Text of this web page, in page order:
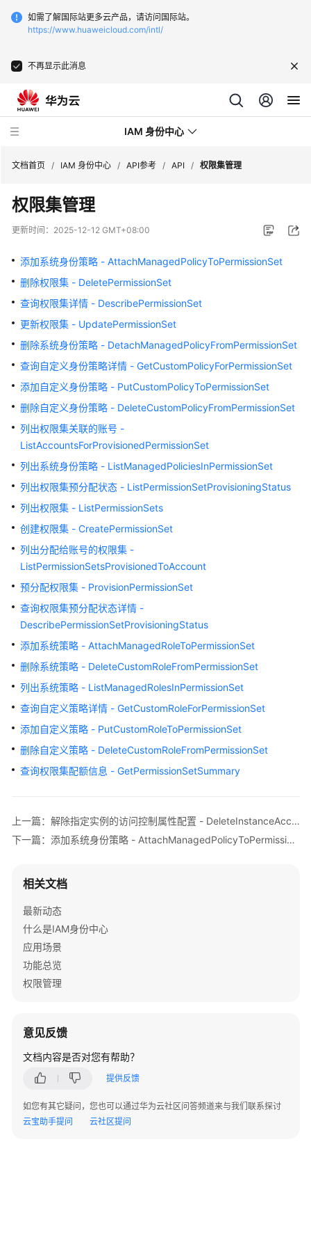
如需了解国际站更多云产品，请访问国际站。
https://www.huaweicloud.com/intl/
不再显示此消息
IAM 身份中心
最
新
态
产
品
介
绍
快
速
入
门
用
指
南
参
考
使
前
必
读
概
览
何
调
API
例
理
实
例
访
问
属
性
配
置
理
文档首页 / IAM 身份中心 / API参考 / API / 权限集管理
权限集管理
更新时间： 2025-12-12 GMT+08:00
添加系统身份策略 - AttachManagedPolicyToPermissionSet
删除权限集 - DeletePermissionSet
查询权限集详情 - DescribePermissionSet
更新权限集 - UpdatePermissionSet
删除系统身份策略 - DetachManagedPolicyFromPermissionSet
查询自定义身份策略详情 - GetCustomPolicyForPermissionSet
添加自定义身份策略 - PutCustomPolicyToPermissionSet
删除自定义身份策略 - DeleteCustomPolicyFromPermissionSet
列出权限集关联的账号 -
ListAccountsForProvisionedPermissionSet
列出系统身份策略 - ListManagedPoliciesInPermissionSet
列出权限集预分配状态 - ListPermissionSetProvisioningStatus
列出权限集 - ListPermissionSets
创建权限集 - CreatePermissionSet
列出分配给账号的权限集 -
ListPermissionSetsProvisionedToAccount
预分配权限集 - ProvisionPermissionSet
查询权限集预分配状态详情 -
DescribePermissionSetProvisioningStatus
添加系统策略 - AttachManagedRoleToPermissionSet
删除系统策略 - DeleteCustomRoleFromPermissionSet
列出系统策略 - ListManagedRolesInPermissionSet
查询自定义策略详情 - GetCustomRoleForPermissionSet
添加自定义策略 - PutCustomRoleToPermissionSet
删除自定义策略 - DeleteCustomRoleFromPermissionSet
查询权限集配额信息 - GetPermissionSetSummary
上一篇：解除指定实例的访问控制属性配置 - DeleteInstanceAccessControlAttributeConfiguration
下一篇：添加系统身份策略 - AttachManagedPolicyToPermissionSet
相关文档
最新动态
什么是IAM身份中心
应用场景
功能总览
权限管理
意见反馈
文档内容是否对您有帮助？
提供反馈
如您有其它疑问，您也可以通过华为云社区问答频道来与我们联系探讨
云宝助手提问
云社区提问